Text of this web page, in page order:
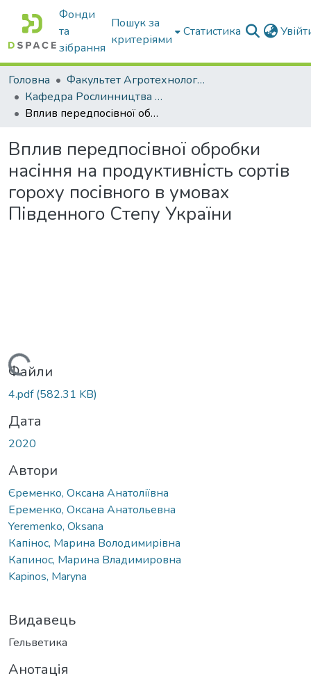
Фонди
та
зібрання
Пошук за
критеріями
Статистика
Головна
Факультет Агротехнологій та екології
Кафедра Рослинництва та садівництва ім. професора В.В. Калитки
Вплив передпосівної обробки насіння на продуктивність сортів гороху посівного в умовах Південного Степу України
Вплив передпосівної обробки
насіння на продуктивність сортів
гороху посівного в умовах
Південного Степу України
Файли
4.pdf(582.31 KB)
Дата
2020
Автори
Єременко, Оксана Анатоліївна
Еременко, Оксана Анатольевна
Yeremenko, Oksana
Капінос, Марина Володимирівна
Капинос, Марина Владимировна
Kapinos, Maryna
Видавець
Гельветика
Анотація